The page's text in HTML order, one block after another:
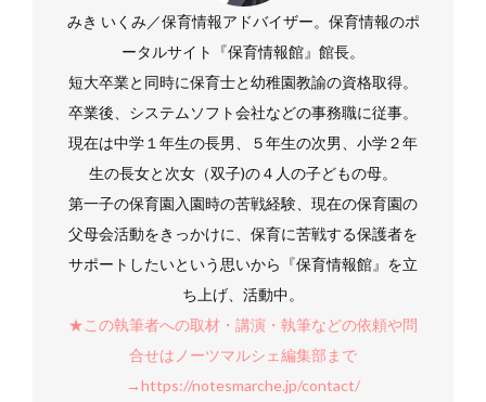
みき いくみ／保育情報アドバイザー。保育情報のポ
ータルサイト『保育情報館』館長。
短大卒業と同時に保育士と幼稚園教諭の資格取得。
卒業後、システムソフト会社などの事務職に従事。
現在は中学１年生の長男、５年生の次男、小学２年
生の長女と次女（双子)の４人の子どもの母。
第一子の保育園入園時の苦戦経験、現在の保育園の
父母会活動をきっかけに、保育に苦戦する保護者を
サポートしたいという思いから『保育情報館』を立
ち上げ、活動中。
★この執筆者への取材・講演・執筆などの依頼や問
合せはノーツマルシェ編集部まで
→https://notesmarche.jp/contact/